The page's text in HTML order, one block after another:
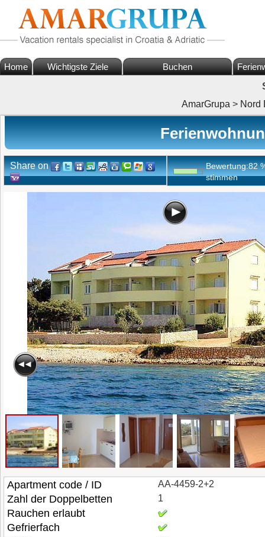
Home Wichtigste Ziele Buchen
AmarGrupa > Nord
Share on Bewertung:82
stimmen
Apartment code / ID AA-4459-2+2
Zahl der Doppelbetten 1
Rauchen erlaubt
Gefrierfach